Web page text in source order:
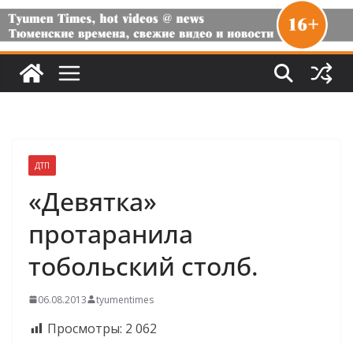
ДТП
«Девятка»
протаранила
тобольский столб.
06.08.2013 tyumentimes
Просмотры: 2 062